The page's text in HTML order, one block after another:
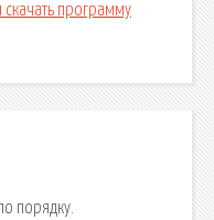
скачать программу
порядку.